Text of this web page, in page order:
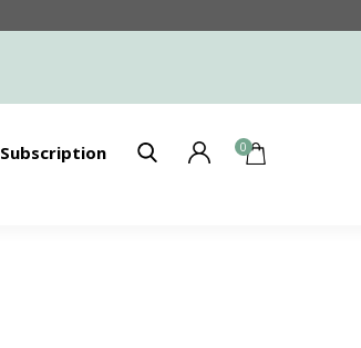
Subscription 0